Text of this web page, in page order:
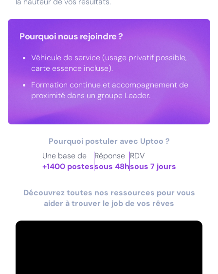
Pourquoi nous rejoindre ?
Véhicule de service (usage privatif possible,
carte essence incluse).
Formation continue et accompagnement de
proximité dans un groupe Leader.
Pourquoi postuler avec Uptoo ?
Une base de
+1400 postes
Réponse
sous 48h
RDV
sous 7 jours
Découvrez toutes nos ressources pour vous
aider à trouver le job de vos rêves